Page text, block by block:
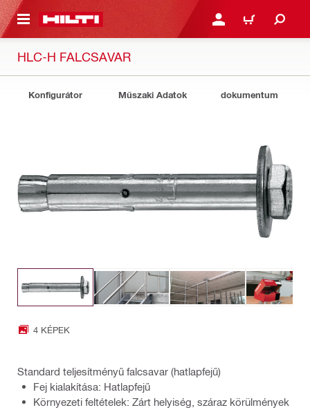
TARTALOMRA BEJELENTKEZÉS VAGY
KOSÁR
HLC-H FALCSAVAR
Konfigurátor Műszaki Adatok dokumentum
4 KÉPEK
Standard teljesítményű falcsavar (hatlapfejű)
Fej kialakítása: Hatlapfejű
Környezeti feltételek: Zárt helyiség, száraz körülmények